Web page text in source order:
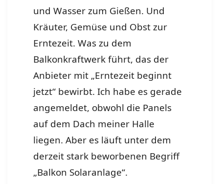
und Wasser zum Gießen. Und
Kräuter, Gemüse und Obst zur
Erntezeit. Was zu dem
Balkonkraftwerk führt, das der
Anbieter mit „Erntezeit beginnt
jetzt“ bewirbt. Ich habe es gerade
angemeldet, obwohl die Panels
auf dem Dach meiner Halle
liegen. Aber es läuft unter dem
derzeit stark beworbenen Begriff
„Balkon Solaranlage“.